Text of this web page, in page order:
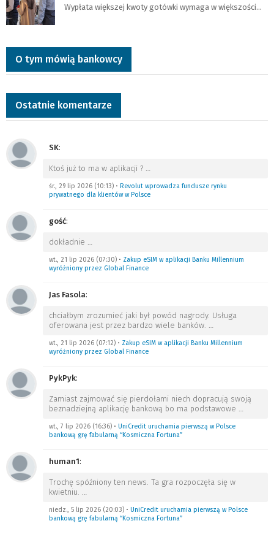
Wypłata większej kwoty gotówki wymaga w większości…
O tym mówią bankowcy
Ostatnie komentarze
SK:
Ktoś już to ma w aplikacji ? …
śr., 29 lip 2026 (10:13) • Revolut wprowadza fundusze rynku
prywatnego dla klientów w Polsce
gość:
dokładnie …
wt., 21 lip 2026 (07:30) • Zakup eSIM w aplikacji Banku Millennium
wyróżniony przez Global Finance
Jas Fasola:
chciałbym zrozumieć jaki był powód nagrody. Usługa
oferowana jest przez bardzo wiele banków. …
wt., 21 lip 2026 (07:12) • Zakup eSIM w aplikacji Banku Millennium
wyróżniony przez Global Finance
PykPyk:
Zamiast zajmować się pierdołami niech dopracują swoją
beznadziejną aplikację bankową bo ma podstawowe …
wt., 7 lip 2026 (16:36) • UniCredit uruchamia pierwszą w Polsce
bankową grę fabularną “Kosmiczna Fortuna”
human1:
Trochę spóźniony ten news. Ta gra rozpoczęła się w
kwietniu. …
niedz., 5 lip 2026 (20:03) • UniCredit uruchamia pierwszą w Polsce
bankową grę fabularną “Kosmiczna Fortuna”